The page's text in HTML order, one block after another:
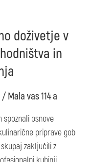
doživetje v
in
Mala vas 114 a
spoznali osnove
priprave gob
zaključili z